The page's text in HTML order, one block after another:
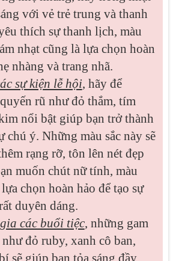
với vẻ trẻ trung và thanh
thích sự thanh lịch, màu
nhạt cũng là lựa chọn hoàn
nhàng và trang nhã.
sự kiện lễ hội, hãy để
rũ như đỏ thắm, tím
nổi bật giúp bạn trở thành
chú ý. Những màu sắc này sẽ
rạng rỡ, tôn lên nét đẹp
muốn chút nữ tính, màu
chọn hoàn hảo để tạo sự
duyên dáng.
các buổi tiệc, những gam
đỏ ruby, xanh cô ban,
sẽ giúp bạn tỏa sáng đầy